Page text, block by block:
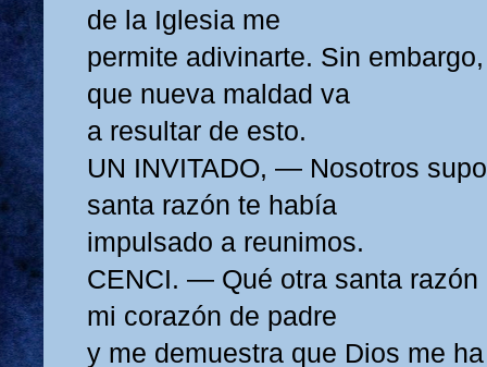
de la Iglesia me
permite adivinarte. Sin
que nueva maldad va
a resultar de esto.
UN INVITADO, — Nosotros
santa razón te había
impulsado a reunimos.
CENCI. — Qué otra santa razón
mi corazón de padre
y me demuestra que Dios me